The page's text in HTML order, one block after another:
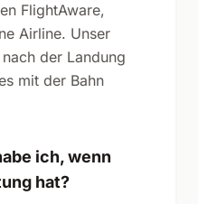
FlightAware,
Airline. Unser
der Landung
mit der Bahn
ich, wenn
hat?